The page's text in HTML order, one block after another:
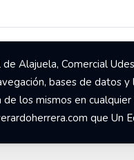
Alajuela, Comercial
bases de datos
los mismos en
que Un